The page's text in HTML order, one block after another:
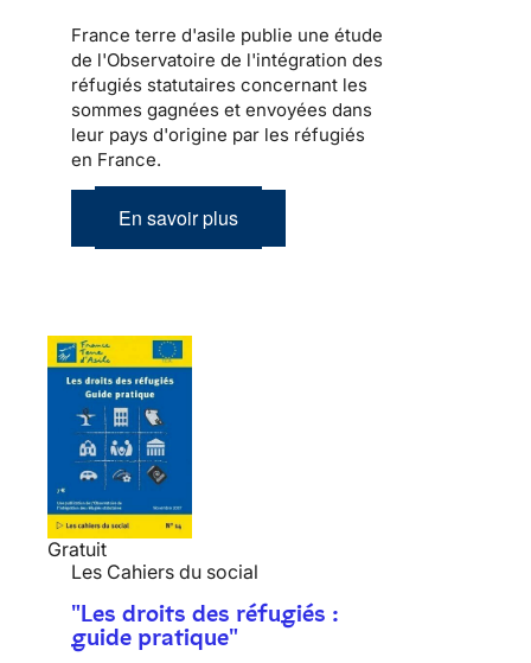
France terre d'asile publie une étude
de l'Observatoire de l'intégration des
réfugiés statutaires concernant les
sommes gagnées et envoyées dans
leur pays d'origine par les réfugiés
en France.
En savoir plus
Gratuit
Les Cahiers du social
"Les droits des réfugiés :
guide pratique"